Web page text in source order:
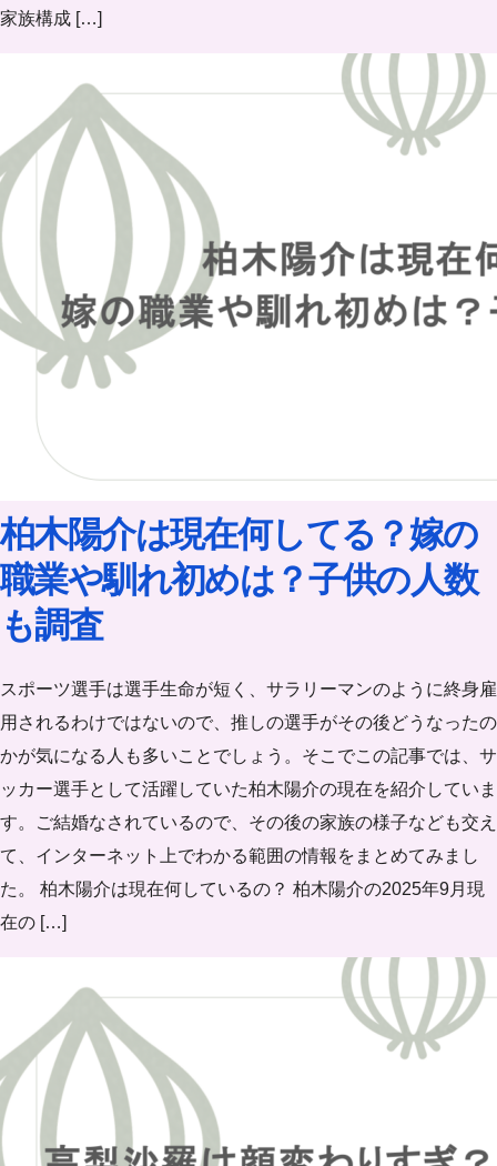
家族構成 […]
柏木陽介は現在何してる？嫁の
職業や馴れ初めは？子供の人数
も調査
スポーツ選手は選手生命が短く、サラリーマンのように終身雇
用されるわけではないので、推しの選手がその後どうなったの
かが気になる人も多いことでしょう。そこでこの記事では、サ
ッカー選手として活躍していた柏木陽介の現在を紹介していま
す。ご結婚なされているので、その後の家族の様子なども交え
て、インターネット上でわかる範囲の情報をまとめてみまし
た。 柏木陽介は現在何しているの？ 柏木陽介の2025年9月現
在の […]